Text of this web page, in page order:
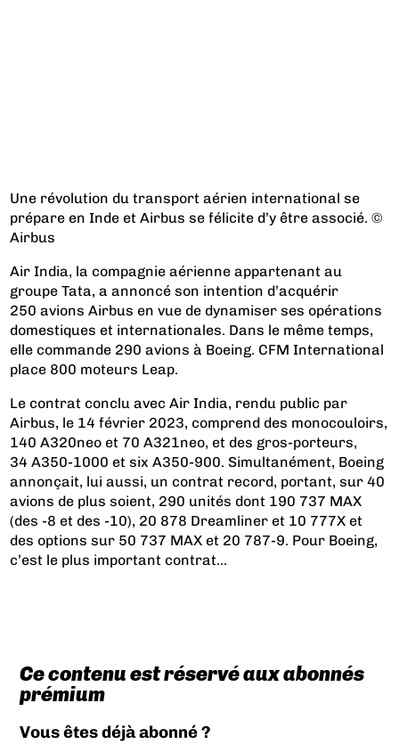
Une révolution du transport aérien international se
prépare en Inde et Airbus se félicite d’y être associé. ©
Airbus
Air India, la compagnie aérienne appartenant au
groupe Tata, a annoncé son intention d’acquérir
250 avions Airbus en vue de dynamiser ses opérations
domestiques et internationales. Dans le même temps,
elle commande 290 avions à Boeing. CFM International
place 800 moteurs Leap.
Le contrat conclu avec Air India, rendu public par
Airbus, le 14 février 2023, comprend des monocouloirs,
140 A320neo et 70 A321neo, et des gros-porteurs,
34 A350-1000 et six A350-900. Simultanément, Boeing
annonçait, lui aussi, un contrat record, portant, sur 40
avions de plus soient, 290 unités dont 190 737 MAX
(des -8 et des -10), 20 878 Dreamliner et 10 777X et
des options sur 50 737 MAX et 20 787-9. Pour Boeing,
c’est le plus important contrat...
Ce contenu est réservé aux abonnés
prémium
Vous êtes déjà abonné ?